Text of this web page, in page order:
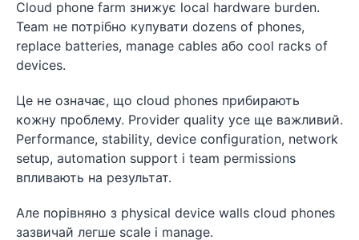
Cloud phone farm знижує local hardware burden.
Team не потрібно купувати dozens of phones,
replace batteries, manage cables або cool racks of
devices.
Це не означає, що cloud phones прибирають
кожну проблему. Provider quality усе ще важливий.
Performance, stability, device configuration, network
setup, automation support і team permissions
впливають на результат.
Але порівняно з physical device walls cloud phones
зазвичай легше scale і manage.